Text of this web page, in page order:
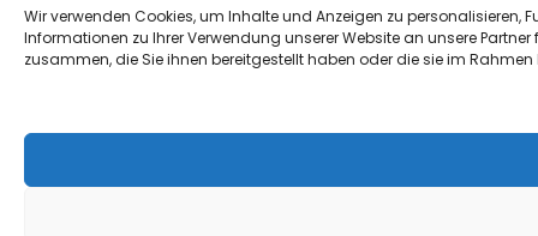
Wir verwenden Cookies, um Inhalte und Anzeigen zu
Informationen zu Ihrer Verwendung unserer Website an unsere
zusammen, die Sie ihnen bereitgestellt haben oder die sie im